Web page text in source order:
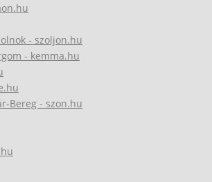
- szoljon.hu
- kemma.hu
Bereg - szon.hu